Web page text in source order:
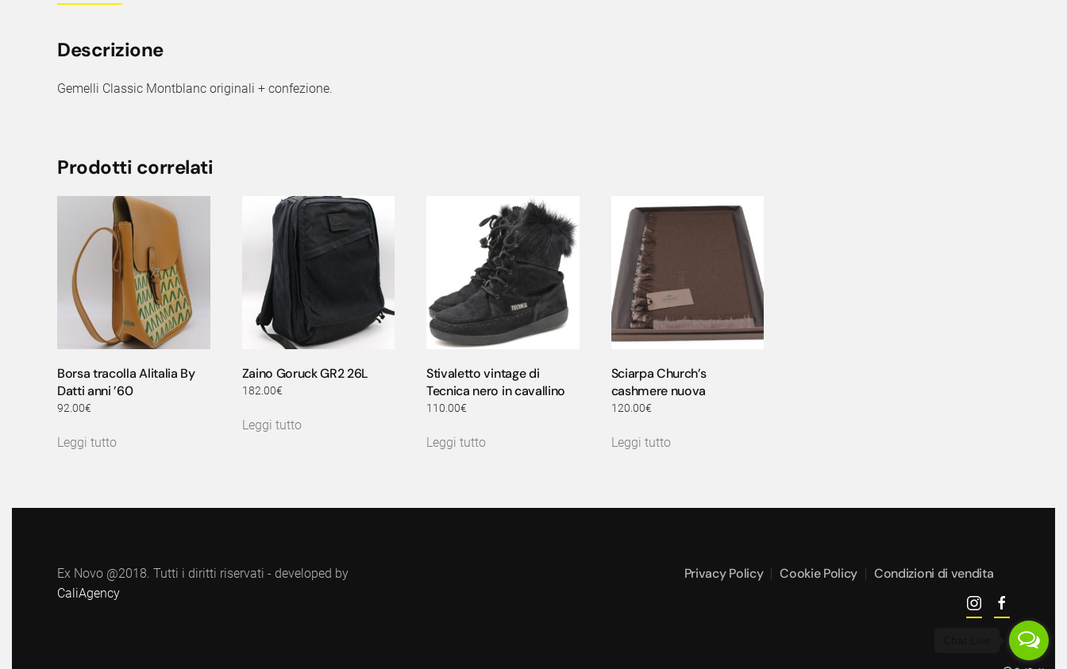
Descrizione
Gemelli Classic Montblanc originali + confezione.
Prodotti correlati
Borsa tracolla Alitalia By
Datti anni ’60
92.00€
Leggi tutto
Zaino Goruck GR2 26L
182.00€
Leggi tutto
Stivaletto vintage di
Tecnica nero in cavallino
110.00€
Leggi tutto
Sciarpa Church’s
cashmere nuova
120.00€
Leggi tutto
Ex Novo @2018. Tutti i diritti riservati - developed by
CaliAgency
Privacy Policy Cookie Policy Condizioni di vendita